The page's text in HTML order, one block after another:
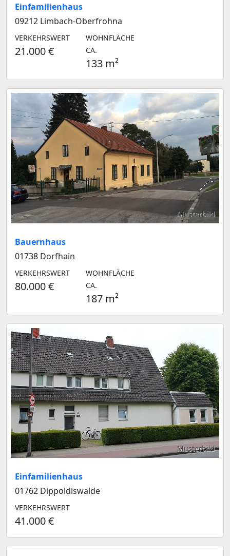
Einfamilienhaus
09212 Limbach-Oberfrohna
VERKEHRSWERT
21.000 €
WOHNFLÄCHE
CA.
133 m²
Musterbild
Bauernhaus
01738 Dorfhain
VERKEHRSWERT
80.000 €
WOHNFLÄCHE
CA.
187 m²
Musterbild
Einfamilienhaus
01762 Dippoldiswalde
VERKEHRSWERT
41.000 €